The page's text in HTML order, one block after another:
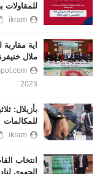
للمقاولات
ikram
اية
ملال
2023
بأزيلال:
للمكالمات
ikram
انتخاب
الجهوي